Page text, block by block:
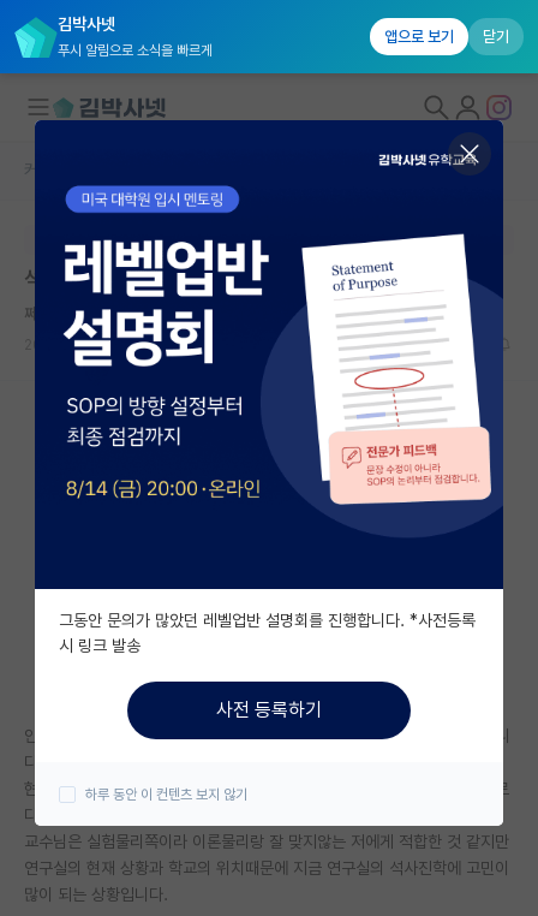
김박사넷
푸시 알림으로 소식을 빠르게
앱으로 보기 닫기
대학원생 모집
국내대학원 정보
연구실&오픈랩
커뮤니티
커뮤니티 홈
전체글보기
베스트 게시판
자유 게시판(아무개랩)
미국 유학 게시판
미국 대학원 합격 후기 게시판
대학원생 모집 게시판
연구실(PI) 홍보 게시판
석박사 채용 정보 게시판
커뮤니티 홈
본문이 수정되지 않는 박제글입니다.
석사 연구실 지원에 관하여 질문이 있습니다!
쩨쩨한 가브리엘 마르케스
2025.05.26 4 1461
안녕하세요 현재 서울 유명 사립대의 캠퍼스에 재학 중인 4학년 학부생입니
다.
현재 제가 속해있는 물리학과의 교수님 중 한분의 연구실에 학부연구생으로
다니고있습니다.
교수님은 실험물리쪽이라 이론물리랑 잘 맞지않는 저에게 적합한 것 같지만
연구실의 현재 상황과 학교의 위치때문에 지금 연구실의 석사진학에 고민이
많이 되는 상황입니다.
그동안 문의가 많았던 레벨업반 설명회를 진행합니다. *사전등록
시 링크 발송
사전 등록하기
하루 동안 이 컨텐츠 보지 않기